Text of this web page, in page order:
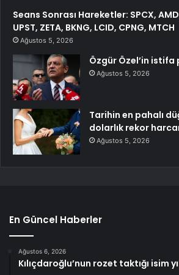
Seans Sonrası Hareketler: SPCX, AMD,
UPST, ZETA, BKNG, LCID, CPNG, MTCH
Ağustos 5, 2026
Özgür Özel’in istifa
Ağustos 5, 2026
Tarihin en pahalı
dolarlık rekor
Ağustos 5, 2026
En Güncel Haberler
Ağustos 6, 2026
Kılıçdaroğlu’nun rozet taktığı isim